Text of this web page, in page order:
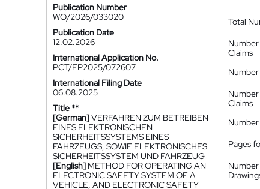
Publication Number
WO/2026/033020
Publication Date
12.02.2026
International Application No.
PCT/EP2025/072607
International Filing Date
06.08.2025
Title **
[German]VERFAHREN ZUM BETREIBEN
EINES ELEKTRONISCHEN
SICHERHEITSSYSTEMS EINES
FAHRZEUGS, SOWIE ELEKTRONISCHES
SICHERHEITSSYSTEM UND FAHRZEUG
[English] METHOD FOR OPERATING AN
ELECTRONIC SAFETY SYSTEM OF A
VEHICLE, AND ELECTRONIC SAFETY
Total
Claims
Claims
Pages